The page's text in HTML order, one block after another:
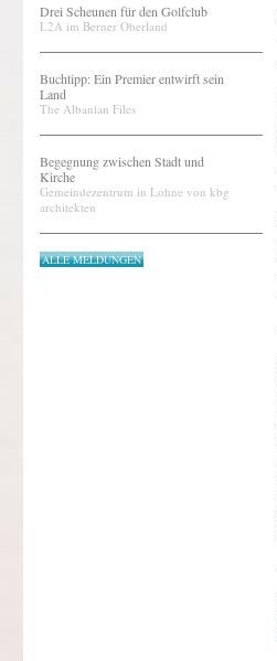
Drei Scheunen für den Golfclub
L2A im Berner Oberland
Buchtipp: Ein Premier entwirft sein
Land
The Albanian Files
Begegnung zwischen Stadt und
Kirche
Gemeindezentrum in Lohne von kbg
architekten
ALLE MELDUNGEN